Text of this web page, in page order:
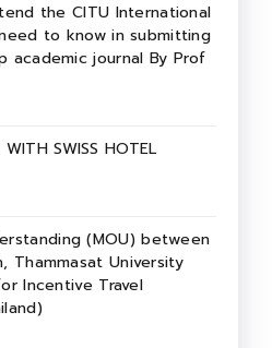
the CITU International
to know in submitting
academic journal By Prof
WITH SWISS HOTEL
(MOU) between
Thammasat University
Incentive Travel